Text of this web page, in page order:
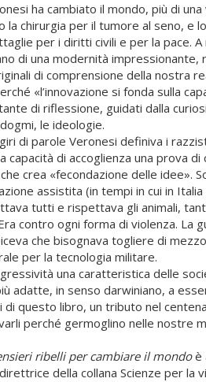
ha cambiato il mondo, più di
la chirurgia per il tumore al seno, e
per i diritti civili e per la pace.
di una modernità impressionante,
di comprensione della nostra
«l’innovazione si fonda sulla
di riflessione, guidati dalla
le ideologie.
di parole Veronesi definiva i
capacità di accoglienza una prova
crea «fecondazione delle idee».
assistita (in tempi in cui in
tutti e rispettava gli animali,
contro ogni forma di violenza. La
che bisognava togliere di
per la tecnologia militare.
una caratteristica delle
adatte, in senso darwiniano, a
di questo libro, un tributo nel
perché germoglino nelle nostre
ribelli per cambiare il mondoè
della collana Scienze per la